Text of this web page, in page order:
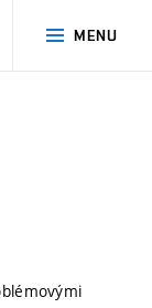
MENU